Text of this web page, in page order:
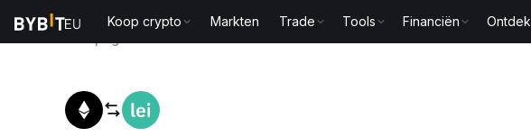
Koop crypto Markten Trade Tools Financiën Ontdek